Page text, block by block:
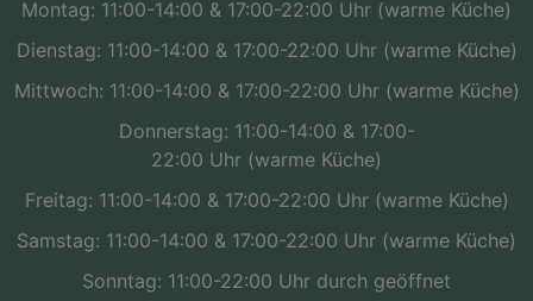
Montag: 11:00-14:00 & 17:00-22:00 Uhr (warme Küche)
Dienstag: 11:00-14:00 & 17:00-22:00 Uhr (warme Küche)
Mittwoch: 11:00-14:00 & 17:00-22:00 Uhr (warme Küche)
Donnerstag: 11:00-14:00 & 17:00-
22:00 Uhr (warme Küche)
Freitag: 11:00-14:00 & 17:00-22:00 Uhr (warme Küche)
Samstag: 11:00-14:00 & 17:00-22:00 Uhr (warme Küche)
Sonntag: 11:00-22:00 Uhr durch geöffnet